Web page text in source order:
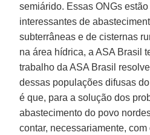
semiárido. Essas ONGs
interessantes de
subterrâneas e de cisternas
na área hídrica, a ASA Brasil
trabalho da ASA Brasil
dessas populações difusas
é que, para a solução dos
abastecimento do povo
contar, necessariamente,